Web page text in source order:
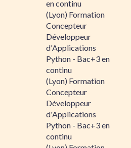
en continu
(Lyon) Formation
Concepteur
Développeur
d'Applications
Python - Bac+3 en
continu
(Lyon) Formation
Concepteur
Développeur
d'Applications
Python - Bac+3 en
continu